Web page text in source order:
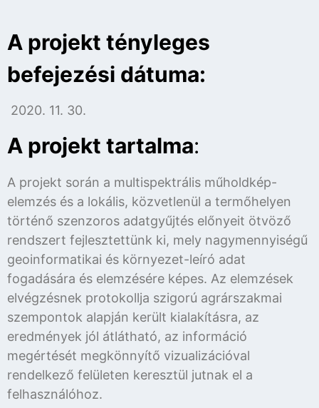
A projekt tényleges
befejezési dátuma:
2020. 11. 30.
A projekt tartalma:
A projekt során a multispektrális műholdkép-
elemzés és a lokális, közvetlenül a termőhelyen
történő szenzoros adatgyűjtés előnyeit ötvöző
rendszert fejlesztettünk ki, mely nagymennyiségű
geoinformatikai és környezet-leíró adat
fogadására és elemzésére képes. Az elemzések
elvégzésnek protokollja szigorú agrárszakmai
szempontok alapján került kialakításra, az
eredmények jól átlátható, az információ
megértését megkönnyítő vizualizációval
rendelkező felületen keresztül jutnak el a
felhasználóhoz.